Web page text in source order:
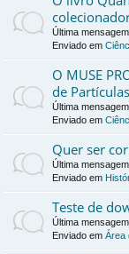
Última
Enviado em
O MUSE
de
Última
Enviado em
Quer ser
Última
Enviado em
Teste de
Última
Enviado em Área